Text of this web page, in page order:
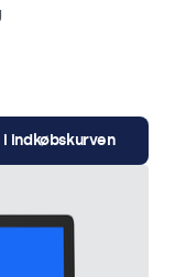
indkøbskurven